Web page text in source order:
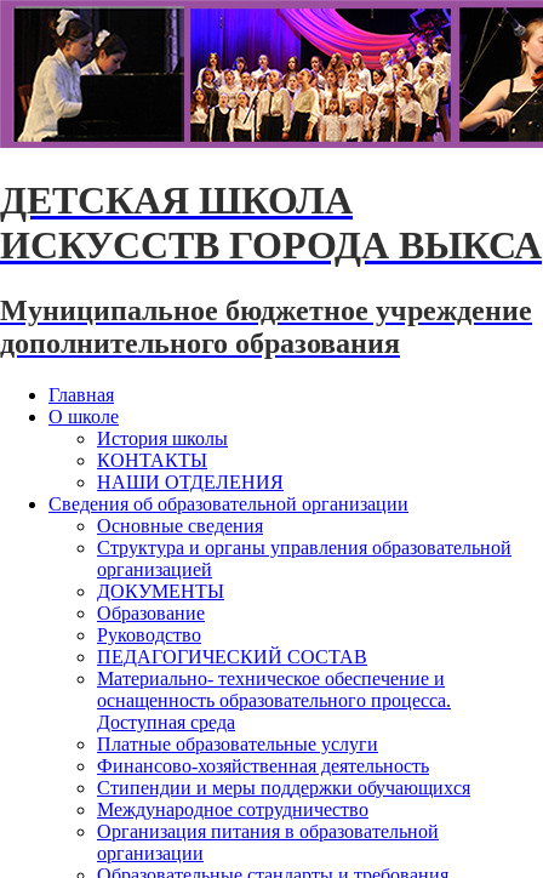
ДЕТСКАЯ ШКОЛА
ИСКУССТВ ГОРОДА ВЫКСА
Муниципальное бюджетное учреждение
дополнительного образования
Главная
О школе
История школы
КОНТАКТЫ
НАШИ ОТДЕЛЕНИЯ
Сведения об образовательной организации
Основные сведения
Структура и органы управления образовательной
организацией
ДОКУМЕНТЫ
Образование
Руководство
ПЕДАГОГИЧЕСКИЙ СОСТАВ
Материально- техническое обеспечение и
оснащенность образовательного процесса.
Доступная среда
Платные образовательные услуги
Финансово-хозяйственная деятельность
Стипендии и меры поддержки обучающихся
Международное сотрудничество
Организация питания в образовательной
организации